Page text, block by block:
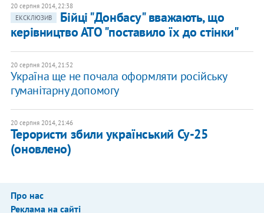
20 серпня 2014, 22:38
ЕКСКЛЮЗИВ
Бійці "Донбасу" вважають, що
керівництво АТО "поставило їх до стінки"
20 серпня 2014, 21:52
Україна ще не почала оформляти російську
гуманітарну допомогу
20 серпня 2014, 21:46
Терористи збили український Су-25
(оновлено)
Про нас
Реклама на сайті